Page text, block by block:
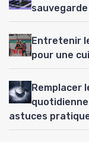
Entretenir
pour une
Remplacer
astuces